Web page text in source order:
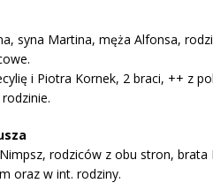
syna Martina, męża Alfonsa,
i Piotra Kornek, 2 braci, ++ z
rodziców z obu stron,
oraz w int. rodziny.